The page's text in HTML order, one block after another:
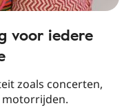
voor iedere
zoals concerten,
motorrijden.